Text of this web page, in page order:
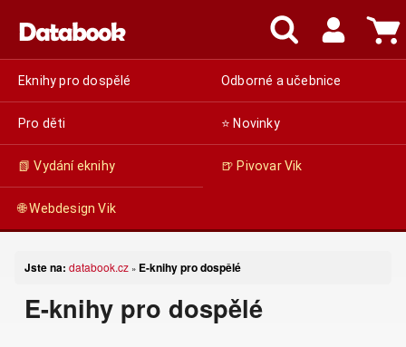
Eknihy pro dospělé Odborné a učebnice
Pro děti ⭐ Novinky
📗 Vydání eknihy 🍺 Pivovar Vik
🌐 Webdesign Vik
Jste na: databook.cz » E-knihy pro dospělé
E-knihy pro dospělé